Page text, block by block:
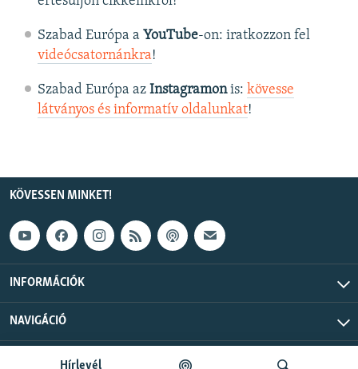
Hírlevél
Szabad Európa a YouTube-on: iratkozzon fel
videócsatornánkra!
Szabad Európa az Instagramonis: kövesse
látványos és informatív oldalunkat! ​
KÖVESSEN MINKET!
INFORMÁCIÓK
NAVIGÁCIÓ
Szabad Európa © 2026 RFE/RL, Inc. Minden jog fenntartva.